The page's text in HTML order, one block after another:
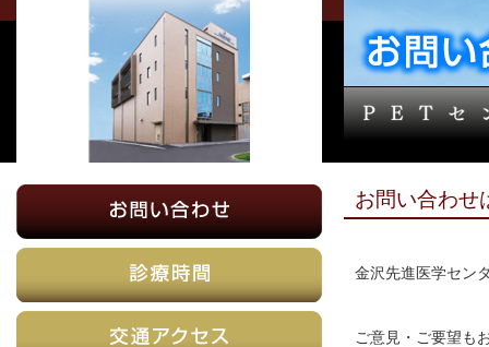
お問い合わせ
金沢先進医学セン
ご意見・ご要望も